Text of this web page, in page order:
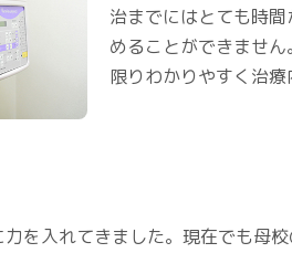
治までにはとても時
めることができませ
限りわかりやすく治
を入れてきました。現在でも母